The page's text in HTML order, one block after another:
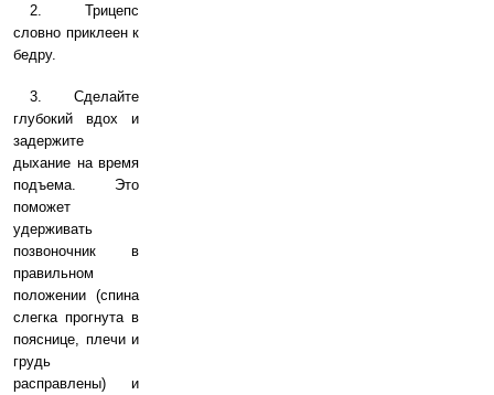
2. Трицепс
словно приклеен к
бедру.
3. Сделайте
глубокий вдох и
задержите
дыхание на время
подъема. Это
поможет
удерживать
позвоночник в
правильном
положении (спина
слегка прогнута в
пояснице, плечи и
грудь
расправлены) и